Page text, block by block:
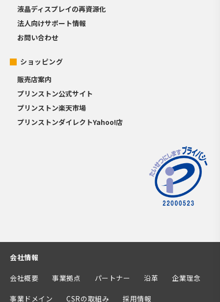
液晶ディスプレイの再資源化
法人向けサポート情報
お問い合わせ
ショッピング
販売店案内
プリンストン公式サイト
プリンストン楽天市場
プリンストンダイレクトYahoo!店
会社情報
会社概要 事業拠点 パートナー 沿革 企業理念
事業ドメイン CSRの取組み 採用情報